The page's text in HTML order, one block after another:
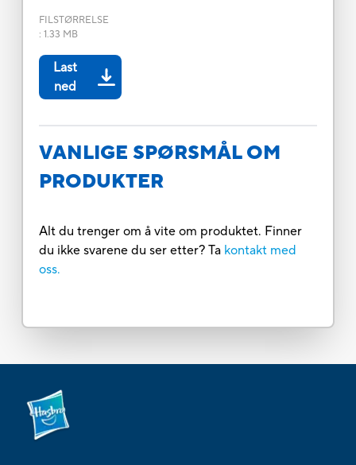
FILSTØRRELSE
: 1.33 MB
Last
ned
VANLIGE SPØRSMÅL OM
PRODUKTER
Alt du trenger om å vite om produktet. Finner
du ikke svarene du ser etter? Ta kontakt med
oss.